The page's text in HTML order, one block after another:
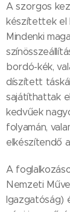
A szorgos
készítettek el
Mindenki
bordó-kék,
díszített
sajátíthattak
kedvűek
folyamán,
elkészítendő
A
Nemzeti
Igazgatóság)